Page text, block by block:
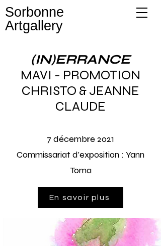
Sorbonne
Artgallery
(IN)ERRANCE
MAVI - PROMOTION
CHRISTO & JEANNE
CLAUDE
7 décembre 2021
Commissariat d’exposition : Yann
Toma
En savoir plus